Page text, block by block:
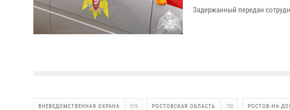
Задержанный передан
ВНЕВЕДОМСТВЕННАЯ ОХРАНА 519 РОСТОВСКАЯ ОБЛАСТЬ 730 РОСТОВ-НА-